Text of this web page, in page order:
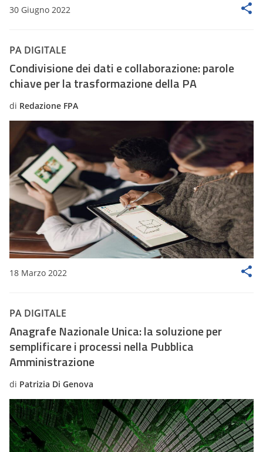
30 Giugno 2022
PA DIGITALE
Condivisione dei dati e collaborazione: parole
chiave per la trasformazione della PA
di Redazione FPA
18 Marzo 2022
PA DIGITALE
Anagrafe Nazionale Unica: la soluzione per
semplificare i processi nella Pubblica
Amministrazione
di Patrizia Di Genova